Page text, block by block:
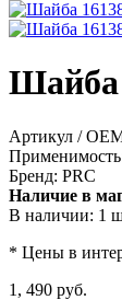
Шайба
Артикул /
Бренд: PRC
Наличие в
В наличии: 1
* Цены в
1, 490 руб.